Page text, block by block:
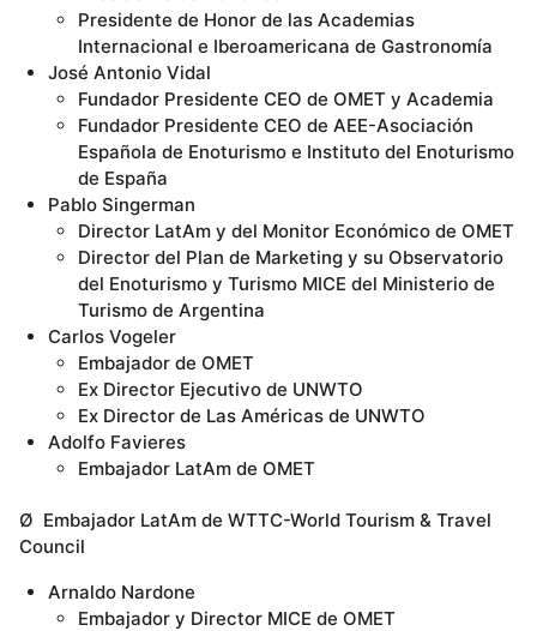
Presidente de Honor de las Academias
Internacional e Iberoamericana de Gastronomía
José Antonio Vidal
Fundador Presidente CEO de OMET y Academia
Fundador Presidente CEO de AEE-Asociación
Española de Enoturismo e Instituto del Enoturismo
de España
Pablo Singerman
Director LatAm y del Monitor Económico de OMET
Director del Plan de Marketing y su Observatorio
del Enoturismo y Turismo MICE del Ministerio de
Turismo de Argentina
Carlos Vogeler
Embajador de OMET
Ex Director Ejecutivo de UNWTO
Ex Director de Las Américas de UNWTO
Adolfo Favieres
Embajador LatAm de OMET
Ø Embajador LatAm de WTTC-World Tourism & Travel
Council
Arnaldo Nardone
Embajador y Director MICE de OMET